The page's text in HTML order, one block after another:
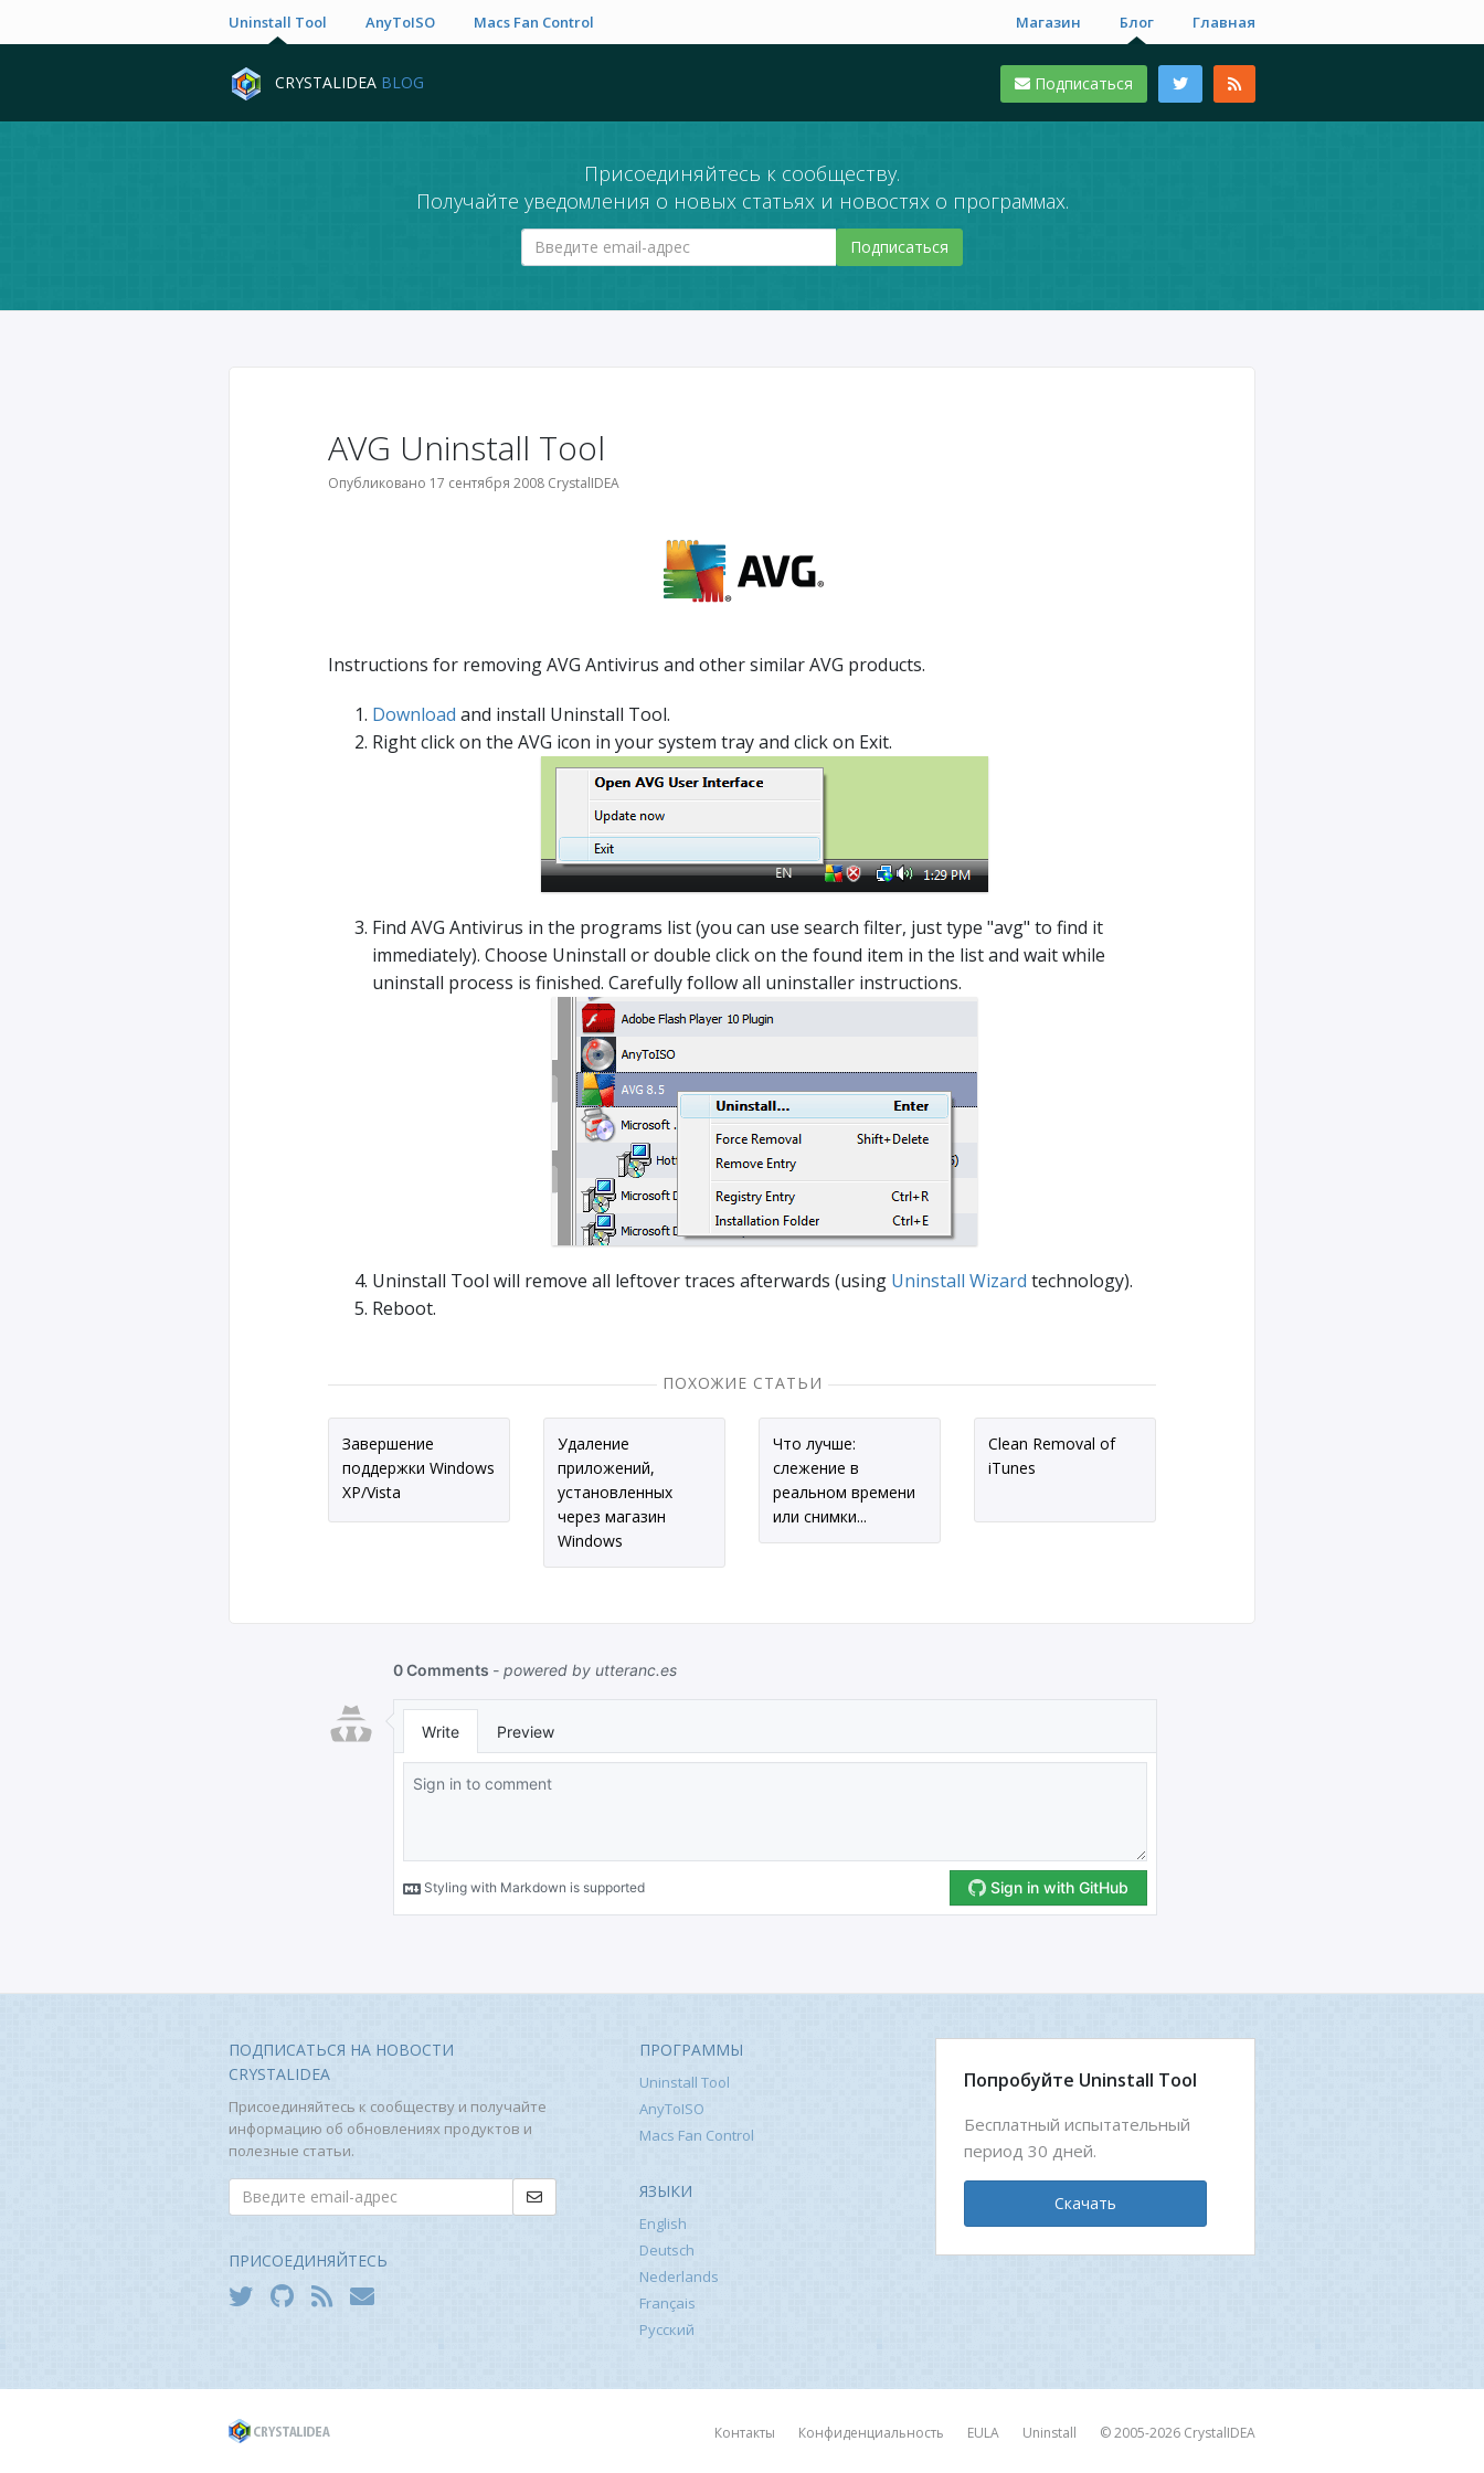
Uninstall Tool AnyToISO Macs Fan Control Магазин Блог Главная
CRYSTALIDEA BLOG Подписаться
Присоединяйтесь к сообществу.
Получайте уведомления о новых статьях и новостях о программах.
Подписаться
AVG Uninstall Tool
Опубликовано 17 сентября 2008 CrystalIDEA
Instructions for removing AVG Antivirus and other similar AVG products.
Download and install Uninstall Tool.
Right click on the AVG icon in your system tray and click on Exit.
Find AVG Antivirus in the programs list (you can use search filter, just type "avg" to find it
immediately). Choose Uninstall or double click on the found item in the list and wait while
uninstall process is finished. Carefully follow all uninstaller instructions.
Uninstall Tool will remove all leftover traces afterwards (using Uninstall Wizard technology).
Reboot.
ПОХОЖИЕ СТАТЬИ
Завершение
поддержки Windows
XP/Vista
Удаление
приложений,
установленных
через магазин
Windows
Что лучше:
слежение в
реальном времени
или снимки...
Clean Removal of
iTunes
ПОДПИСАТЬСЯ НА НОВОСТИ
CRYSTALIDEA
Присоединяйтесь к сообществу и получайте
информацию об обновлениях продуктов и
полезные статьи.
ПРИСОЕДИНЯЙТЕСЬ
ПРОГРАММЫ
Uninstall Tool
AnyToISO
Macs Fan Control
ЯЗЫКИ
English
Deutsch
Nederlands
Français
Русский
Попробуйте Uninstall Tool
Бесплатный испытательный
период 30 дней.
Скачать
Контакты Конфиденциальность EULA Uninstall © 2005-2026 CrystalIDEA